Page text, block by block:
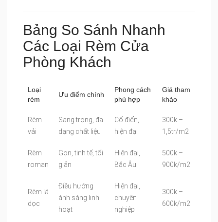
Bảng So Sánh Nhanh
Các Loại Rèm Cửa
Phòng Khách
Loại
rèm
Ưu điểm chính
Phong cách
phù hợp
Giá tham
khảo
Rèm
vải
Sang trọng, đa
dạng chất liệu
Cổ điển,
hiện đại
300k –
1,5tr/m2
Rèm
roman
Gọn, tinh tế, tối
giản
Hiện đại,
Bắc Âu
500k –
900k/m2
Rèm lá
dọc
Điều hướng
ánh sáng linh
hoạt
Hiện đại,
chuyên
nghiệp
300k –
600k/m2